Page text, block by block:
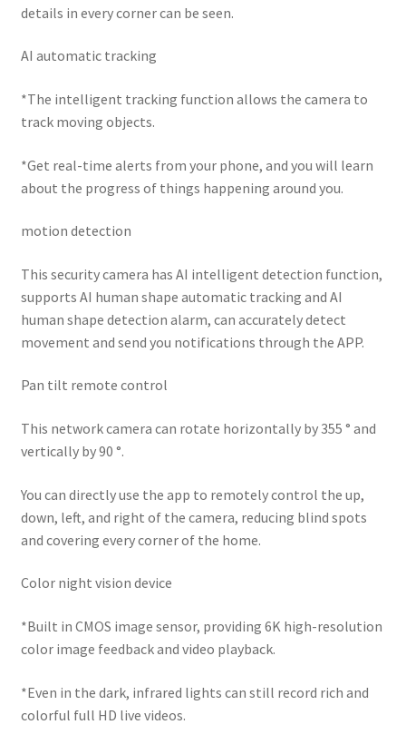
details in every corner can be seen.
AI automatic tracking
*The intelligent tracking function allows the camera to
track moving objects.
*Get real-time alerts from your phone, and you will learn
about the progress of things happening around you.
motion detection
This security camera has AI intelligent detection function,
supports AI human shape automatic tracking and AI
human shape detection alarm, can accurately detect
movement and send you notifications through the APP.
Pan tilt remote control
This network camera can rotate horizontally by 355 ° and
vertically by 90 °.
You can directly use the app to remotely control the up,
down, left, and right of the camera, reducing blind spots
and covering every corner of the home.
Color night vision device
*Built in CMOS image sensor, providing 6K high-resolution
color image feedback and video playback.
*Even in the dark, infrared lights can still record rich and
colorful full HD live videos.